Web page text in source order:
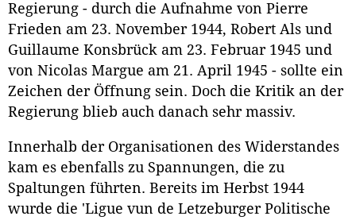
Regierung - durch die Aufnahme von Pierre
Frieden am 23. November 1944, Robert Als und
Guillaume Konsbrück am 23. Februar 1945 und
von Nicolas Margue am 21. April 1945 - sollte ein
Zeichen der Öffnung sein. Doch die Kritik an der
Regierung blieb auch danach sehr massiv.
Innerhalb der Organisationen des Widerstandes
kam es ebenfalls zu Spannungen, die zu
Spaltungen führten. Bereits im Herbst 1944
wurde die 'Ligue vun de Letzeburger Politische